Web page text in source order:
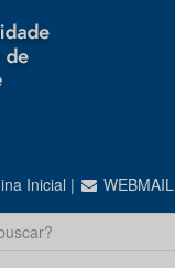
Inicial | WEBMAIL